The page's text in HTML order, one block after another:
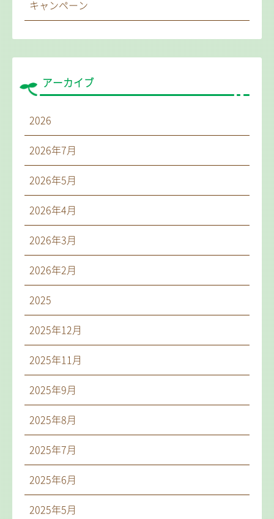
キャンペーン
アーカイブ
2026
2026年7月
2026年5月
2026年4月
2026年3月
2026年2月
2025
2025年12月
2025年11月
2025年9月
2025年8月
2025年7月
2025年6月
2025年5月